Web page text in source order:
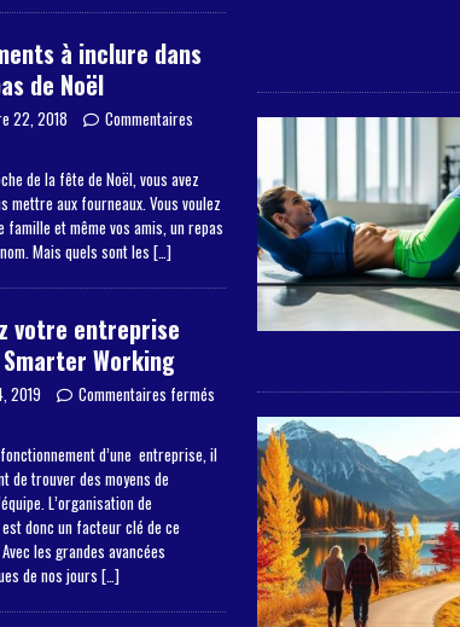
à inclure dans
de Noël
22, 2018
Commentaires
de la fête de Noël, vous avez
mettre aux fourneaux. Vous voulez
et même vos amis, un repas
Mais quels sont les […]
votre entreprise
Working
2019 Commentaires fermés
d’une entreprise, il
de trouver des moyens de
L’organisation de
donc un facteur clé de ce
les grandes avancées
de nos jours[…]